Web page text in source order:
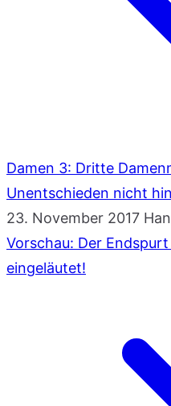
Damen 3: Dritte
Unentschieden nicht
23. November 2017
Vorschau: Der
eingeläutet!